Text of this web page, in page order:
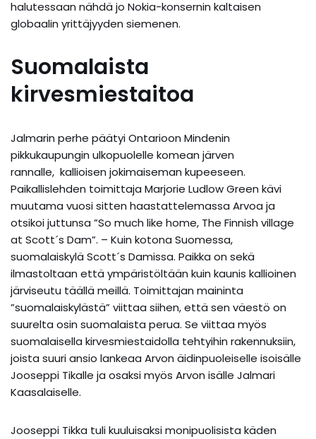
halutessaan nähdä jo Nokia-konsernin kaltaisen
globaalin yrittäjyyden siemenen.
Suomalaista
kirvesmiestaitoa
Jalmarin perhe päätyi Ontarioon Mindenin
pikkukaupungin ulkopuolelle komean järven
rannalle, kallioisen jokimaiseman kupeeseen.
Paikallislehden toimittaja Marjorie Ludlow Green kävi
muutama vuosi sitten haastattelemassa Arvoa ja
otsikoi juttunsa ”So much like home, The Finnish village
at Scott´s Dam”. – Kuin kotona Suomessa,
suomalaiskylä Scott´s Damissa. Paikka on sekä
ilmastoltaan että ympäristöltään kuin kaunis kallioinen
järviseutu täällä meillä. Toimittajan maininta
”suomalaiskylästä” viittaa siihen, että sen väestö on
suurelta osin suomalaista perua. Se viittaa myös
suomalaisella kirvesmiestaidolla tehtyihin rakennuksiin,
joista suuri ansio lankeaa Arvon äidinpuoleiselle isoisälle
Jooseppi Tikalle ja osaksi myös Arvon isälle Jalmari
Kaasalaiselle.
Jooseppi Tikka tuli kuuluisaksi monipuolisista käden